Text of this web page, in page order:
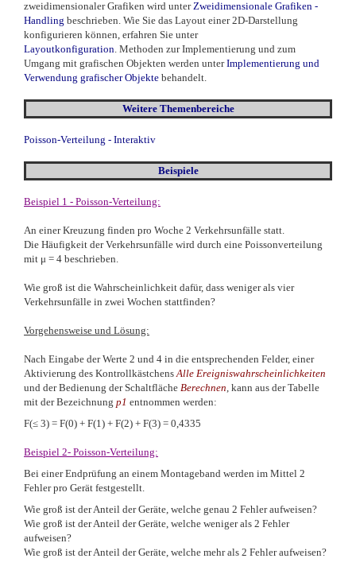
zweidimensionaler Grafiken wird unter Zweidimensionale Grafiken -
Handling beschrieben. Wie Sie das Layout einer 2D-Darstellung
konfigurieren können, erfahren Sie unter
Layoutkonfiguration . Methoden zur Implementierung und zum
Umgang mit grafischen Objekten werden unterImplementierung und
Verwendung grafischer Objekte behandelt.
Weitere Themenbereiche
Poisson-Verteilung - Interaktiv
Beispiele
Beispiel 1 - Poisson-Verteilung:
An einer Kreuzung finden pro Woche 2 Verkehrsunfälle statt.
Die Häufigkeit der Verkehrsunfälle wird durch eine Poissonverteilung
mit μ = 4 beschrieben.
Wie groß ist die Wahrscheinlichkeit dafür, dass weniger als vier
Verkehrsunfälle in zwei Wochen stattfinden?
Vorgehensweise und Lösung:
Nach Eingabe der Werte 2 und 4 in die entsprechenden Felder, einer
Aktivierung des Kontrollkästchens Alle Ereigniswahrscheinlichkeiten
und der Bedienung der Schaltfläche Berechnen , kann aus der Tabelle
mit der Bezeichnung p1 entnommen werden:
F(≤ 3) = F(0) + F(1) + F(2) + F(3) = 0,4335
Beispiel 2- Poisson-Verteilung:
Bei einer Endprüfung an einem Montageband werden im Mittel 2
Fehler pro Gerät festgestellt.
Wie groß ist der Anteil der Geräte, welche genau 2 Fehler aufweisen?
Wie groß ist der Anteil der Geräte, welche weniger als 2 Fehler
aufweisen?
Wie groß ist der Anteil der Geräte, welche mehr als 2 Fehler aufweisen?